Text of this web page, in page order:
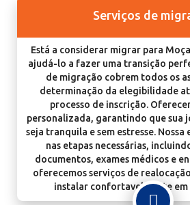
Serviços de
Está a considerar migrar para
ajudá-lo a fazer uma transição
de migração cobrem todos os
determinação da elegibilidade
processo de inscrição.
personalizada, garantindo que sua
seja tranquila e sem estresse.
nas etapas necessárias,
documentos, exames médicos e
oferecemos serviços de
instalar confortavelmente em